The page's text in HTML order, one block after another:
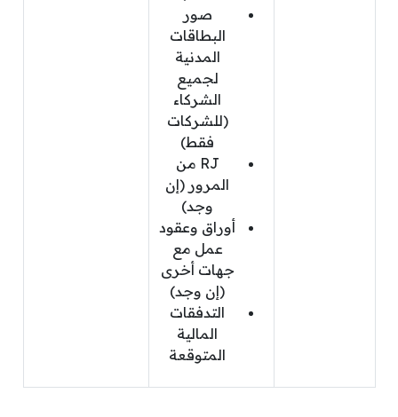
صور
البطاقات
المدنية
لجميع
الشركاء
(للشركات
فقط)
RJ من
المرور (إن
وجد)
أوراق وعقود
عمل مع
جهات أخرى
(إن وجد)
التدفقات
المالية
المتوقعة